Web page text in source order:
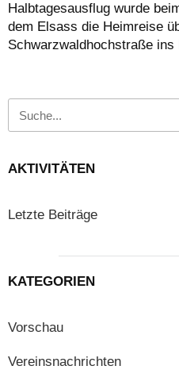
Halbtagesausflug wurde
dem Elsass die Heimreise
Schwarzwaldhochstraße ins
AKTIVITÄTEN
Letzte Beiträge
KATEGORIEN
Vorschau
Vereinsnachrichten